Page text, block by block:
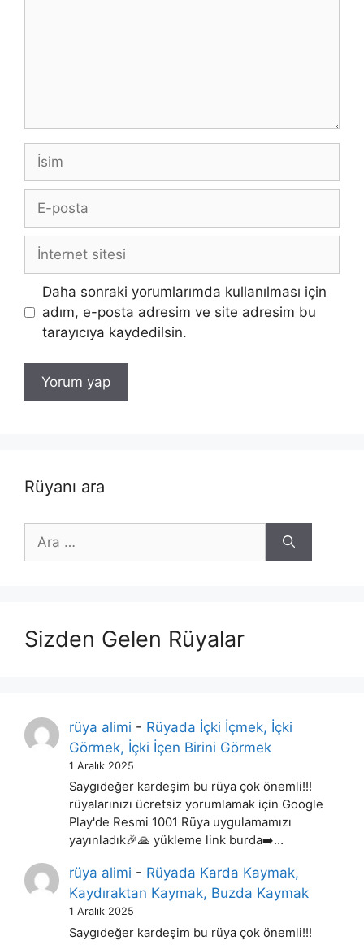
İsim
posta
İnternet
sitesi
Daha sonraki yorumlarımda kullanılması için
adım, e-posta adresim ve site adresim bu
tarayıcıya kaydedilsin.
Rüyanı ara
için
Sizden Gelen Rüyalar
rüya alimi - Rüyada İçki İçmek, İçki
Görmek, İçki İçen Birini Görmek
1 Aralık 2025
Saygıdeğer kardeşim bu rüya çok önemli!!!
rüyalarınızı ücretsiz yorumlamak için Google
Play'de Resmi 1001 Rüya uygulamamızı
yayınladık🎉🙏 yükleme link burda➡️…
rüya alimi - Rüyada Karda Kaymak,
Kaydıraktan Kaymak, Buzda Kaymak
1 Aralık 2025
Saygıdeğer kardeşim bu rüya çok önemli!!!